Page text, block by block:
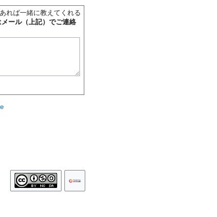
れば一緒に教えてくれる
ール（上記）でご連絡